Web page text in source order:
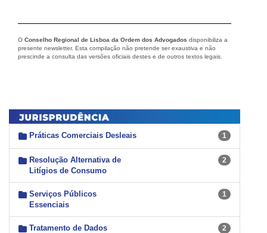
O Conselho Regional de Lisboa da Ordem dos Advogados disponibiliza a
presente newsletter. Esta compilação não pretende ser exaustiva e não
prescinde a consulta das versões oficiais destes e de outros textos legais.
Práticas Comerciais Desleais 1
Resolução Alternativa de
Litígios de Consumo
2
Serviços Públicos
Essenciais
1
Tratamento de Dados
2